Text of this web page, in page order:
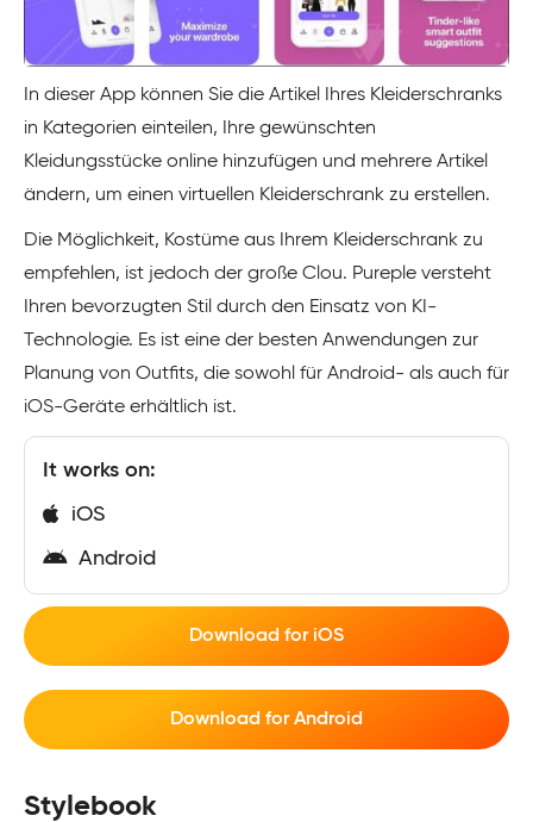
In dieser App können Sie die Artikel Ihres Kleiderschranks
in Kategorien einteilen, Ihre gewünschten
Kleidungsstücke online hinzufügen und mehrere Artikel
ändern, um einen virtuellen Kleiderschrank zu erstellen.
Die Möglichkeit, Kostüme aus Ihrem Kleiderschrank zu
empfehlen, ist jedoch der große Clou. Pureple versteht
Ihren bevorzugten Stil durch den Einsatz von KI-
Technologie. Es ist eine der besten Anwendungen zur
Planung von Outfits, die sowohl für Android- als auch für
iOS-Geräte erhältlich ist.
It works on:
iOS
Android
Download for iOS
Download for Android
Stylebook